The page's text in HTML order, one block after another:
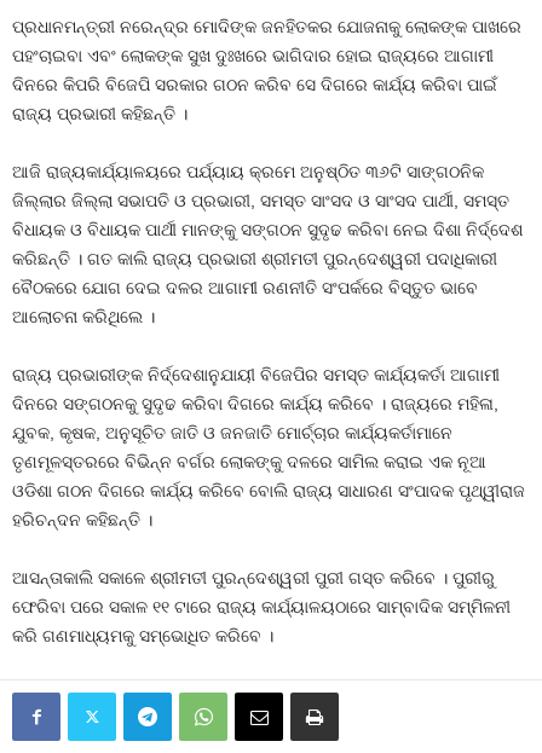
ପ୍ରଧାନମନ୍ତ୍ରୀ ନରେନ୍ଦ୍ର ମୋଦିଙ୍କ ଜନହିତକର ଯୋଜନାକୁ ଲୋକଙ୍କ ପାଖରେ
ପହଂଚାଇବା ଏବଂ ଲୋକଙ୍କ ସୁଖ ଦୁଃଖରେ ଭାଗିଦାର ହୋଇ ରାଜ୍ୟରେ ଆଗାମୀ
ଦିନରେ କିପରି ବିଜେପି ସରକାର ଗଠନ କରିବ ସେ ଦିଗରେ କାର୍ଯ୍ୟ କରିବା ପାଇଁ
ରାଜ୍ୟ ପ୍ରଭାରୀ କହିଛନ୍ତି ।
ଆଜି ରାଜ୍ୟକାର୍ଯ୍ୟାଳୟରେ ପର୍ଯ୍ୟାୟ କ୍ରମେ ଅନୁଷ୍ଠିତ ୩୬ଟି ସାଙ୍ଗଠନିକ
ଜିଲ୍ଲାର ଜିଲ୍ଲା ସଭାପତି ଓ ପ୍ରଭାରୀ, ସମସ୍ତ ସାଂସଦ ଓ ସାଂସଦ ପାର୍ଥୀ, ସମସ୍ତ
ବିଧାୟକ ଓ ବିଧାୟକ ପାର୍ଥୀ ମାନଙ୍କୁ ସଙ୍ଗଠନ ସୁଦୃଢ କରିବା ନେଇ ଦିଶା ନିର୍ଦ୍ଦେଶ
କରିଛନ୍ତି । ଗତ କାଲି ରାଜ୍ୟ ପ୍ରଭାରୀ ଶ୍ରୀମତୀ ପୁରନ୍ଦେଶ୍ୱରୀ ପଦାଧିକାରୀ
ବୈଠକରେ ଯୋଗ ଦେଇ ଦଳର ଆଗାମୀ ରଣନୀତି ସଂପର୍କରେ ବିସ୍ତୁତ ଭାବେ
ଆଲୋଚନା କରିଥିଲେ ।
ରାଜ୍ୟ ପ୍ରଭାରୀଙ୍କ ନିର୍ଦ୍ଦେଶାନୁଯାୟୀ ବିଜେପିର ସମସ୍ତ କାର୍ଯ୍ୟକର୍ତା ଆଗାମୀ
ଦିନରେ ସଙ୍ଗଠନକୁ ସୁଦୃଢ କରିବା ଦିଗରେ କାର୍ଯ୍ୟ କରିବେ । ରାଜ୍ୟରେ ମହିଳା,
ଯୁବକ, କୃଷକ, ଅନୁସୂଚିତ ଜାତି ଓ ଜନଜାତି ମୋର୍ଚ୍ଚାର କାର୍ଯ୍ୟକର୍ତାମାନେ
ତୃଣମୂଳସ୍ତରରେ ବିଭିନ୍ନ ବର୍ଗର ଲୋକଙ୍କୁ ଦଳରେ ସାମିଲ କରାଇ ଏକ ନୂଆ
ଓଡିଶା ଗଠନ ଦିଗରେ କାର୍ଯ୍ୟ କରିବେ ବୋଲି ରାଜ୍ୟ ସାଧାରଣ ସଂପାଦକ ପୃଥ୍ୱୀରାଜ
ହରିଚନ୍ଦନ କହିଛନ୍ତି ।
ଆସନ୍ତାକାଲି ସକାଳେ ଶ୍ରୀମତୀ ପୁରନ୍ଦେଶ୍ୱରୀ ପୁରୀ ଗସ୍ତ କରିବେ । ପୁରୀରୁ
ଫେରିବା ପରେ ସକାଳ ୧୧ ଟାରେ ରାଜ୍ୟ କାର୍ଯ୍ୟାଳୟଠାରେ ସାମ୍ବାଦିକ ସମ୍ମିଳନୀ
କରି ଗଣମାଧ୍ୟମକୁ ସମ୍ଭୋଧିତ କରିବେ ।